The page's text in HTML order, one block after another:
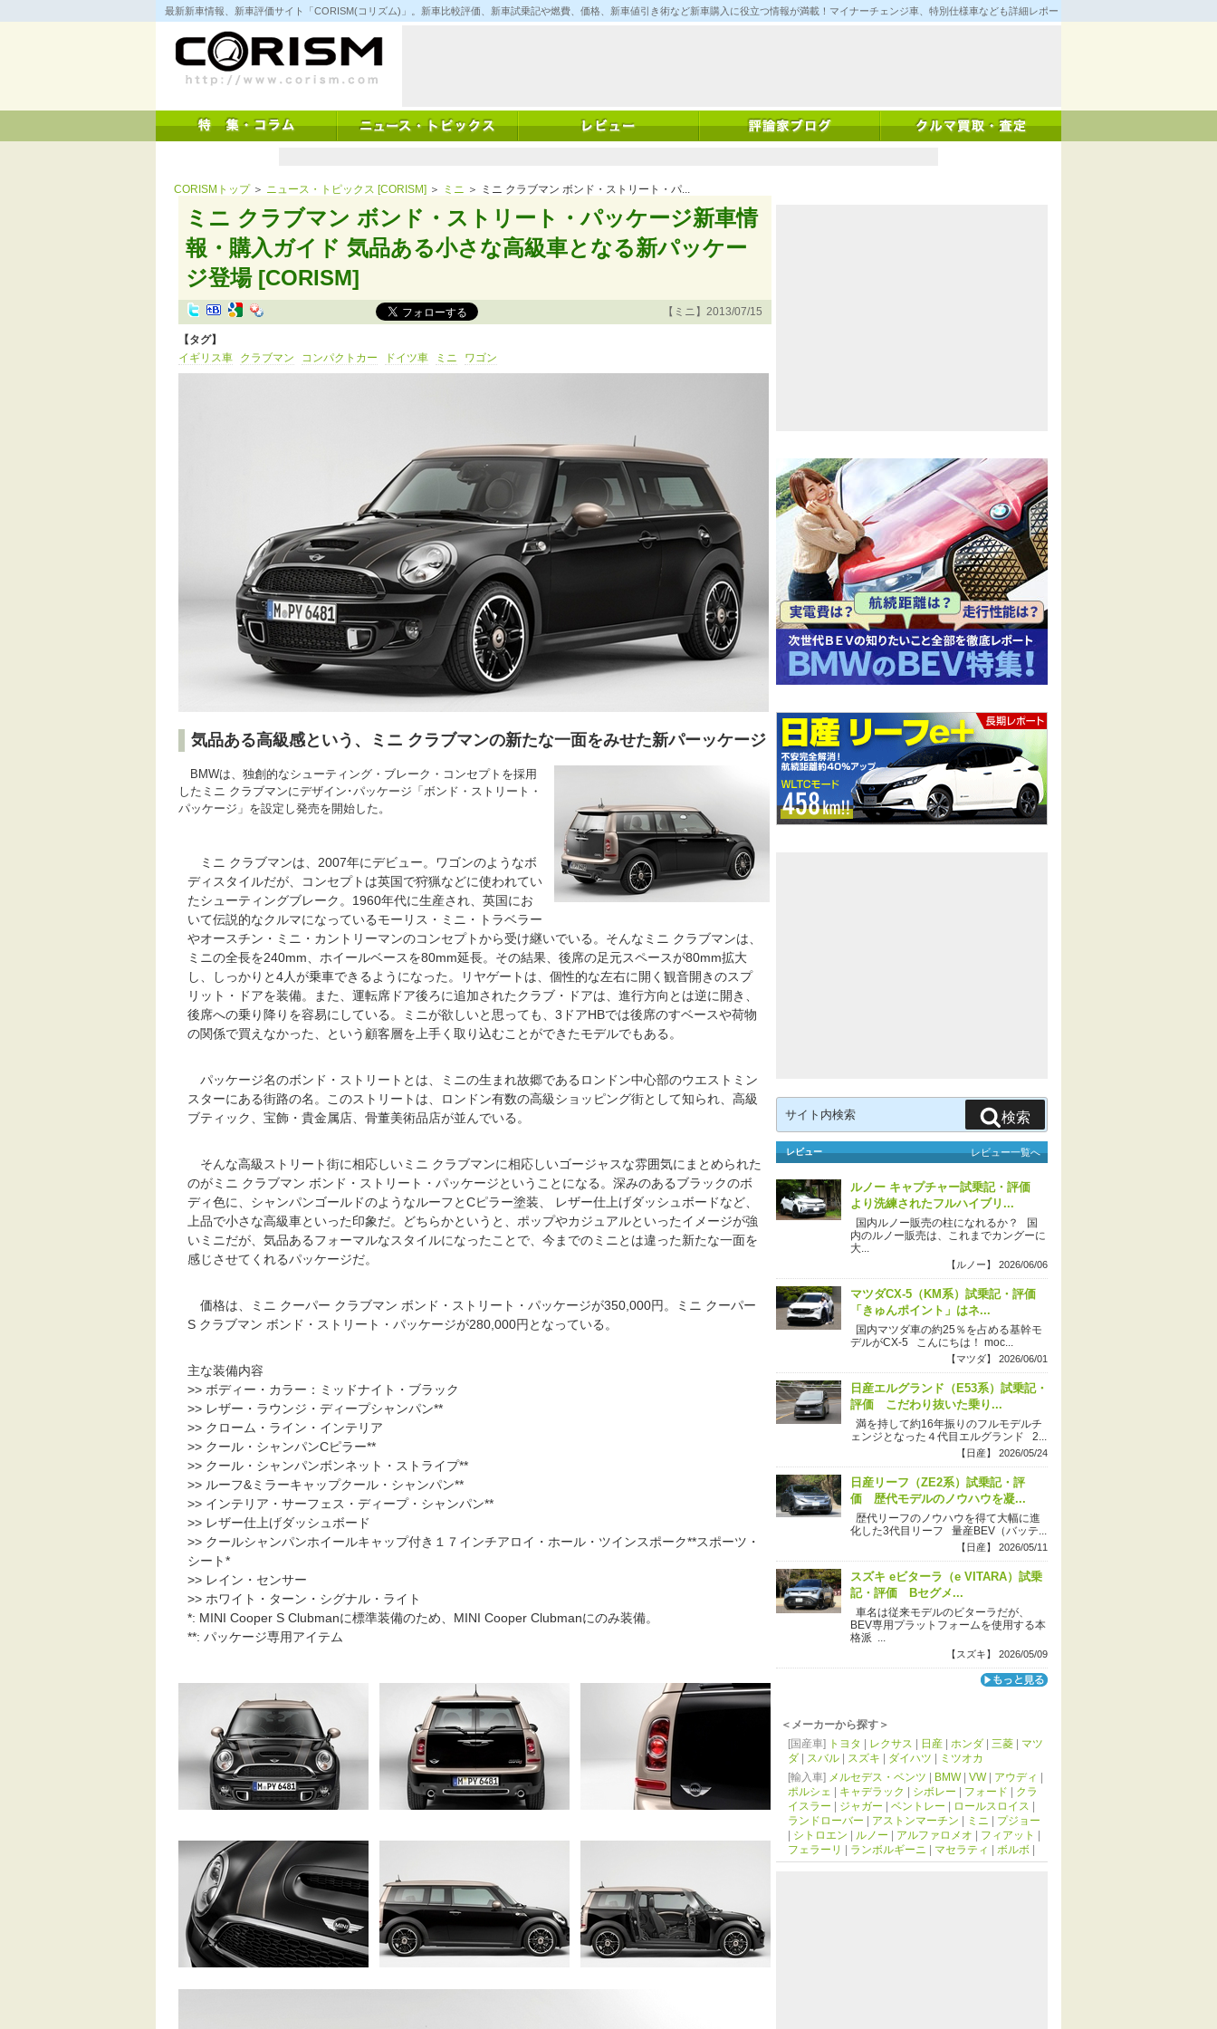
コ
ン
キ
ッ
最新新車情報、新車評価サイト「CORISM(コリズム)」。新車比較評価、新車試乗記や燃費、価格、新車値引き術など新車購入に役立つ情報が満載！マイナーチェンジ車、特別仕様車なども詳細レポート！
CORISMトップ＞ ニュース・トピックス [CORISM] ＞ ミニ ＞ ミニ クラブマン ボンド・ストリート・パ...
ミニ クラブマン ボンド・ストリート・パッケージ新車情
報・購入ガイド 気品ある小さな高級車となる新パッケー
ジ登場 [CORISM]
【ミニ】2013/07/15
【タグ】
イギリス車
クラブマン コンパクトカー ドイツ車 ミニ ワゴン
気品ある高級感という、ミニ クラブマンの新たな一面をみせた新パーッケージ
BMWは、独創的なシューティング・ブレーク・コンセプトを採用
したミニ クラブマンにデザイン･パッケージ「ボンド・ストリート・
パッケージ」を設定し発売を開始した。
ミニ クラブマンは、2007年にデビュー。ワゴンのようなボ
ディスタイルだが、コンセプトは英国で狩猟などに使われてい
たシューティングブレーク。1960年代に生産され、英国にお
いて伝説的なクルマになっているモーリス・ミニ・トラベラー
やオースチン・ミニ・カントリーマンのコンセプトから受け継いでいる。そんなミニ クラブマンは、
ミニの全長を240mm、ホイールベースを80mm延長。その結果、後席の足元スペースが80mm拡大
し、しっかりと4人が乗車できるようになった。リヤゲートは、個性的な左右に開く観音開きのスプ
リット・ドアを装備。また、運転席ドア後ろに追加されたクラブ・ドアは、進行方向とは逆に開き、
後席への乗り降りを容易にしている。ミニが欲しいと思っても、3ドアHBでは後席のすベースや荷物
の関係で買えなかった、という顧客層を上手く取り込むことができたモデルでもある。
パッケージ名のボンド・ストリートとは、ミニの生まれ故郷であるロンドン中心部のウエストミン
スターにある街路の名。このストリートは、ロンドン有数の高級ショッピング街として知られ、高級
ブティック、宝飾・貴金属店、骨董美術品店が並んでいる。
そんな高級ストリート街に相応しいミニ クラブマンに相応しいゴージャスな雰囲気にまとめられた
のがミニ クラブマン ボンド・ストリート・パッケージということになる。深みのあるブラックのボ
ディ色に、シャンパンゴールドのようなルーフとCピラー塗装、 レザー仕上げダッシュボードなど、
上品で小さな高級車といった印象だ。どちらかというと、ポップやカジュアルといったイメージが強
いミニだが、気品あるフォーマルなスタイルになったことで、今までのミニとは違った新たな一面を
感じさせてくれるパッケージだ。
価格は、ミニ クーパー クラブマン ボンド・ストリート・パッケージが350,000円。ミニ クーパー
S クラブマン ボンド・ストリート・パッケージが280,000円となっている。
主な装備内容
>> ボディー・カラー：ミッドナイト・ブラック
>> レザー・ラウンジ・ディープシャンパン**
>> クローム・ライン・インテリア
>> クール・シャンパンCピラー**
>> クール・シャンパンボンネット・ストライプ**
>> ルーフ&ミラーキャップクール・シャンパン**
>> インテリア・サーフェス・ディープ・シャンパン**
>> レザー仕上げダッシュボード
>> クールシャンパンホイールキャップ付き１７インチアロイ・ホール・ツインスポーク**スポーツ・
シート*
>> レイン・センサー
>> ホワイト・ターン・シグナル・ライト
*: MINI Cooper S Clubmanに標準装備のため、MINI Cooper Clubmanにのみ装備。
**: パッケージ専用アイテム
索:
検索
レビュー レビュー一覧へ
ルノー キャプチャー試乗記・評価
より洗練されたフルハイブリ...
国内ルノー販売の柱になれるか？ 国
内のルノー販売は、これまでカングーに
大...
【ルノー】 2026/06/06
マツダCX-5（KM系）試乗記・評価
「きゅんポイント」はネ...
国内マツダ車の約25％を占める基幹モ
デルがCX-5 こんにちは！ moc...
【マツダ】 2026/06/01
日産エルグランド（E53系）試乗記・
評価 こだわり抜いた乗り...
満を持して約16年振りのフルモデルチ
ェンジとなった４代目エルグランド 2...
【日産】 2026/05/24
日産リーフ（ZE2系）試乗記・評
価 歴代モデルのノウハウを凝...
歴代リーフのノウハウを得て大幅に進
化した3代目リーフ 量産BEV（バッテ...
【日産】 2026/05/11
スズキ eビターラ（e VITARA）試乗
記・評価 Bセグメ...
車名は従来モデルのビターラだが、
BEV専用プラットフォームを使用する本
格派 ...
【スズキ】 2026/05/09
＜メーカーから探す＞
[国産車] トヨタ レクサス 日産 ホンダ 三菱
マツ
ダ
スバル スズキ ダイハツ
ミツオカ
[輸入車] メルセデス・ベンツ BMW| VW| アウディ
ポルシェ
キャデラック シボレー フォード
クラ
イスラー
ジャガー ベントレー ロールスロイス
ランドローバー
アストンマーチン ミニ
プジョー
シトロエン ルノー アルファロメオ フィアット
フェラーリ
ランボルギーニ マセラティ ボルボ